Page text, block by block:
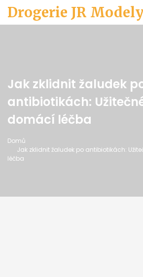
Drogerie JR
Jak zklidnit žaludek
antibiotikách:
domácí léčba
Domů
Jak zklidnit žaludek po antibiotikách:
léčba